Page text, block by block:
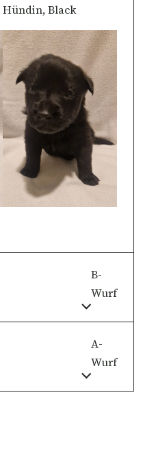
Hündin, Black
B-
Wurf
A-
Wurf